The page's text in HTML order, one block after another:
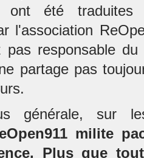
ont été
l'association
pas responsable
partage pas
générale, sur
milite
Plus que